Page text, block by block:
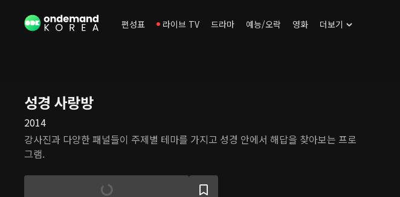
편성표 라이브 TV 드라마 예능/오락 영화 더보기
성경 사랑방
2014
강사진과 다양한 패널들이 주제별 테마를 가지고 성경 안에서 해답을 찾아보는 프로
그램.